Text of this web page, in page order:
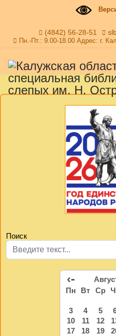
(4842) 56-28-51
Пн.-Пт.: 9.00-18.00 Адрес: г.
Поиск
‹-
Пн Вт Ср
3
4 5
10
11 12
17
18 19